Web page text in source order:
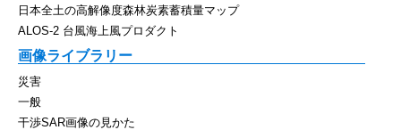
日本全土の高解像度森林炭素蓄積量マップ
ALOS-2 台風海上風プロダクト
画像ライブラリー
災害
一般
干渉SAR画像の見かた